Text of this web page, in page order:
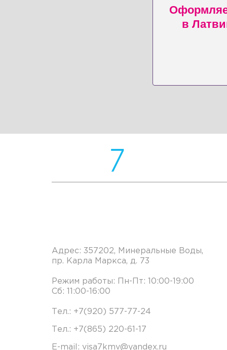
в
Адрес: 357202, Минеральные Воды,
пр. Карла Маркса, д. 73
Режим работы: Пн-Пт: 10:00-19:00
Сб: 11:00-16:00
Тел.: +7(920) 577-77-24
Тел.: +7(865) 220-61-17
E-mail: visa7kmv@yandex.ru